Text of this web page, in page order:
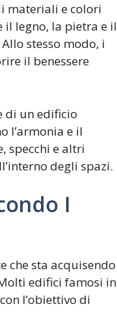
materiali e colori
legno, la pietra e il
stesso modo, i
il benessere
di un edificio
l’armonia e il
specchi e altri
degli spazi.
I
che sta acquisendo
edifici famosi in
l’obiettivo di